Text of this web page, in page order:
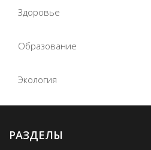
Здоровье
Образование
Экология
РАЗДЕЛЫ